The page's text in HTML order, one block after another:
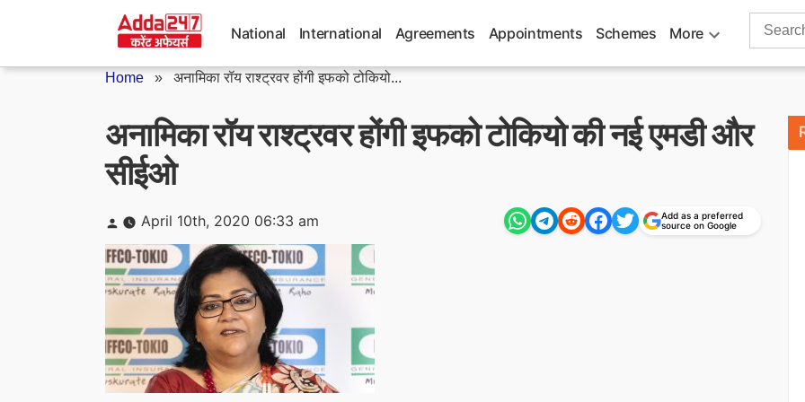
National International Agreements Appointments Schemes More
Search
Home » अनामिका रॉय राश्ट्रवर होंगी इफको टोकियो...
अनामिका रॉय राश्ट्रवर होंगी इफको टोकियो की नई एमडी और
सीईओ
Posted
by
April 10th, 2020 06:33 am
Add as a preferred
source on Google